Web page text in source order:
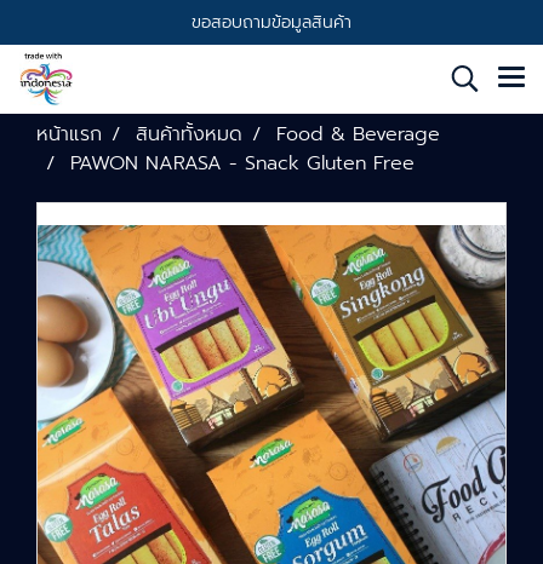
ขอสอบถามข้อมูลสินค้า
หน้าแรก สินค้าทั้งหมด
Food & Beverage
PAWON NARASA - Snack Gluten Free